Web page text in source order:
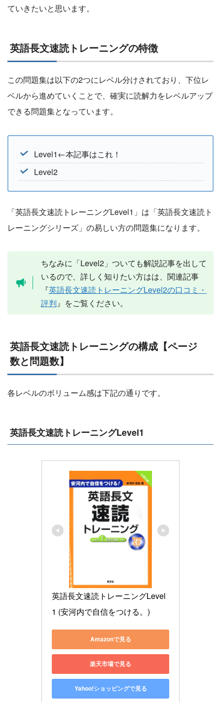
ていきたいと思います。
英語長文速読トレーニングの特徴
この問題集は以下の2つにレベル分けされており、下位レ
ベルから進めていくことで、確実に読解力をレベルアップ
できる問題集となっています。
Level1←本記事はこれ！
Level2
「英語長文速読トレーニングLevel1」は「英語長文速読ト
レーニングシリーズ」の易しい方の問題集になります。
ちなみに「Level2」ついても解説記事を出して
いるので、詳しく知りたい方はは、関連記事
『英語長文速読トレーニングLevel2の口コミ・
評判 』をご覧ください。
英語長文速読トレーニングの構成【ページ
数と問題数】
各レベルのボリューム感は下記の通りです。
英語長文速読トレーニングLevel1
英語長文速読トレーニングLevel
1 (安河内で自信をつける。)
Amazonで見る
楽天市場で見る
Yahoo!ショッピングで見る